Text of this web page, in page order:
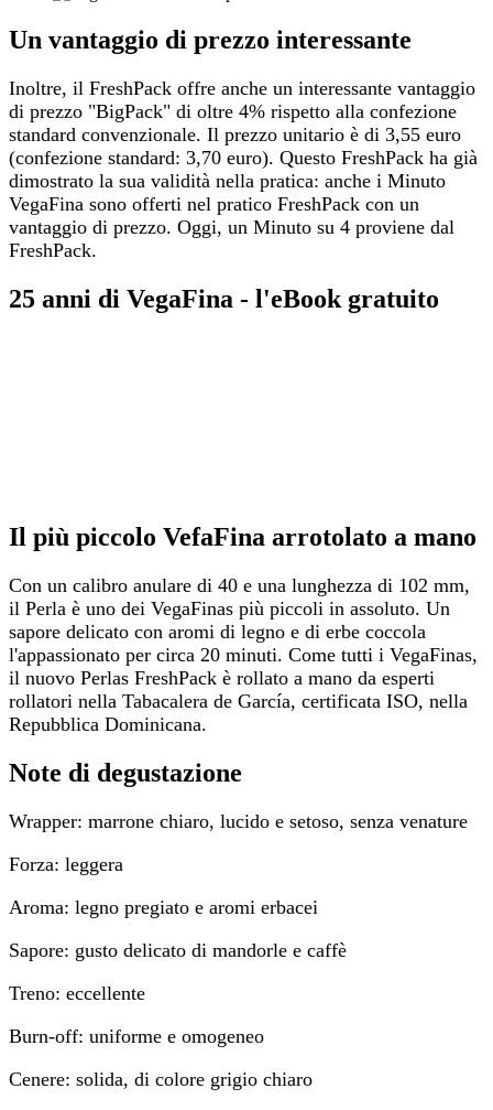
Un vantaggio di prezzo interessante
Inoltre, il FreshPack offre anche un interessante vantaggio
di prezzo "BigPack" di oltre 4% rispetto alla confezione
standard convenzionale. Il prezzo unitario è di 3,55 euro
(confezione standard: 3,70 euro). Questo FreshPack ha già
dimostrato la sua validità nella pratica: anche i Minuto
VegaFina sono offerti nel pratico FreshPack con un
vantaggio di prezzo. Oggi, un Minuto su 4 proviene dal
FreshPack.
25 anni di VegaFina - l'eBook gratuito
Il più piccolo VefaFina arrotolato a mano
Con un calibro anulare di 40 e una lunghezza di 102 mm,
il Perla è uno dei VegaFinas più piccoli in assoluto. Un
sapore delicato con aromi di legno e di erbe coccola
l'appassionato per circa 20 minuti. Come tutti i VegaFinas,
il nuovo Perlas FreshPack è rollato a mano da esperti
rollatori nella Tabacalera de García, certificata ISO, nella
Repubblica Dominicana.
Note di degustazione
Wrapper: marrone chiaro, lucido e setoso, senza venature
Forza: leggera
Aroma: legno pregiato e aromi erbacei
Sapore: gusto delicato di mandorle e caffè
Treno: eccellente
Burn-off: uniforme e omogeneo
Cenere: solida, di colore grigio chiaro